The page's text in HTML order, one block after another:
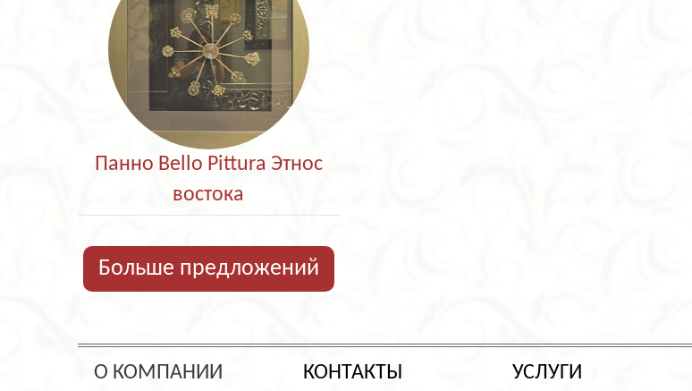
Панно Bello Pittura Этнос
востока
Больше предложений
О КОМПАНИИ КОНТАКТЫ УСЛУГИ